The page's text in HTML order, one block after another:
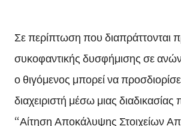
Σε περίπτωση που διαπράττονται
συκοφαντικής δυσφήμισης σε
ο θιγόμενος μπορεί να
διαχειριστή μέσω μιας διαδικασίας
“Αίτηση Αποκάλυψης Στοιχείων